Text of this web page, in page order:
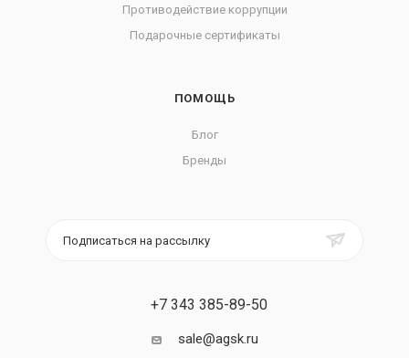
Противодействие коррупции
Подарочные сертификаты
ПОМОЩЬ
Блог
Бренды
Подписаться на рассылку
+7 343 385-89-50
sale@agsk.ru